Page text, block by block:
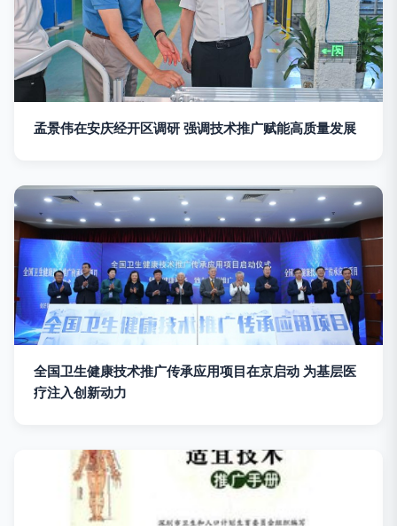
孟景伟在安庆经开区调研 强调技术推广赋能高质量发展
全国卫生健康技术推广传承应用项目在京启动 为基层医
疗注入创新动力